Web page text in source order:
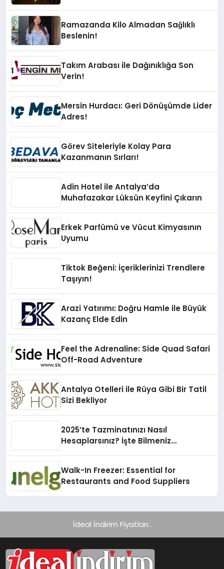
Ramazanda Kilo Almadan Sağlıklı
Beslenin!
Takım Arabası ile Dağınıklığa Son
Verin!
Mersin Hurdacı: Geri Dönüşümde Lider
Adres!
Görev Siteleriyle Kolay Para
Kazanmanın Sırları!
Adin Hotel ile Antalya’da
Muhafazakar Lüksün Keyfini Çıkarın
Erkek Parfümü ve Vücut Kimyasının
Uyumu
Tiktok Beğeni: İçeriklerinizi Trendlere
Taşıyın!
Arazi Yatırımı: Doğru Hamle ile Büyük
Kazanç Elde Edin
Feel the Adrenaline: Side Quad Safari
Off-Road Adventure
Antalya Otelleri ile Rüya Gibi Bir Tatil
Sizi Bekliyor
2025’te Tazminatınızı Nasıl
Hesaplarsınız? İşte Bilmeniz
Walk-In Freezer: Essential for
Restaurants and Food Suppliers
İdeal İndirim Fiyatları..